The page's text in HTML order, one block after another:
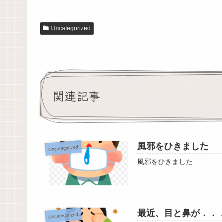
Uncategorized
関連記事
Uncategorized 風邪をひきました
風邪をひきました
Uncategorized 最近、目と鼻が．．